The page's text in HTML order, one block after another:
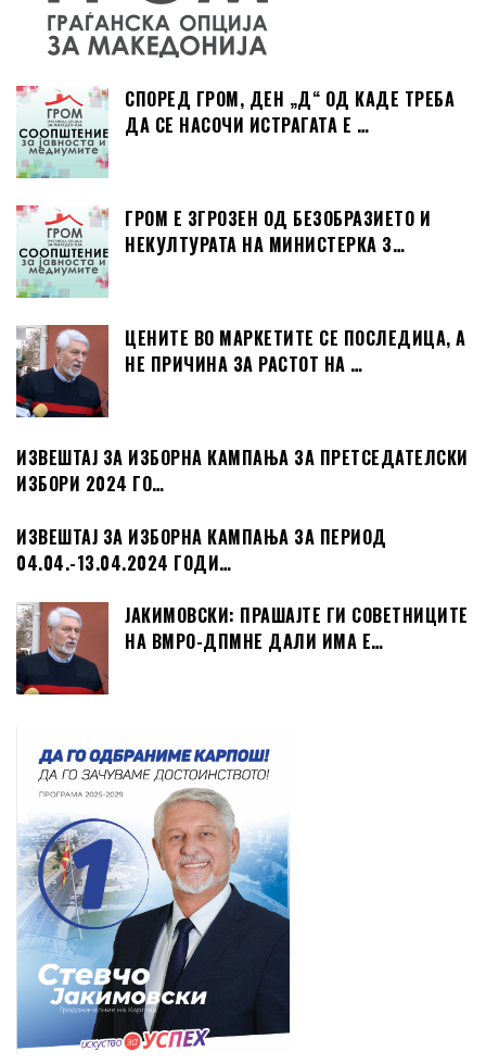
СПОРЕД ГРОМ, ДЕН „Д“ ОД КАДЕ ТРЕБА
ДА СЕ НАСОЧИ ИСТРАГАТА Е …
ГРОМ Е ЗГРОЗЕН ОД БЕЗОБРАЗИЕТО И
НЕКУЛТУРАТА НА МИНИСТЕРКА З…
ЦЕНИТЕ ВО МАРКЕТИТЕ СЕ ПОСЛЕДИЦА, А
НЕ ПРИЧИНА ЗА РАСТОТ НА …
ИЗВЕШТАЈ ЗА ИЗБОРНА КАМПАЊА ЗА ПРЕТСЕДАТЕЛСКИ
ИЗБОРИ 2024 ГО…
ИЗВЕШТАЈ ЗА ИЗБОРНА КАМПАЊА ЗА ПЕРИОД
04.04.-13.04.2024 ГОДИ…
ЈАКИМОВСКИ: ПРАШАЈТЕ ГИ СОВЕТНИЦИТЕ
НА ВМРО-ДПМНЕ ДАЛИ ИМА Е…